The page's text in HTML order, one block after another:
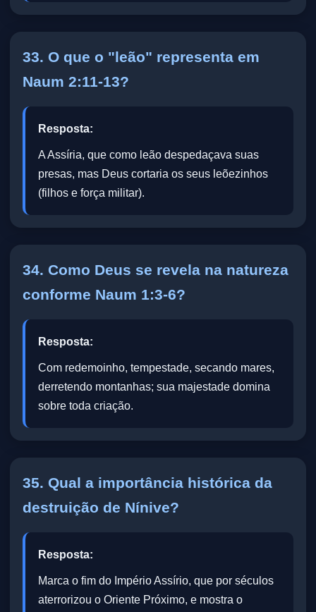
33. O que o "leão" representa em
Naum 2:11-13?
Resposta:
A Assíria, que como leão despedaçava suas
presas, mas Deus cortaria os seus leõezinhos
(filhos e força militar).
34. Como Deus se revela na natureza
conforme Naum 1:3-6?
Resposta:
Com redemoinho, tempestade, secando mares,
derretendo montanhas; sua majestade domina
sobre toda criação.
35. Qual a importância histórica da
destruição de Nínive?
Resposta:
Marca o fim do Império Assírio, que por séculos
aterrorizou o Oriente Próximo, e mostra o